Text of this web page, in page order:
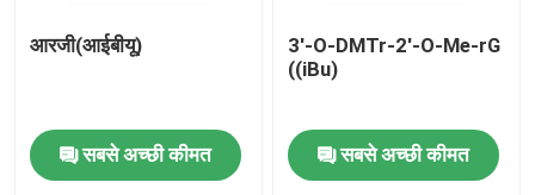
आरजी(आईबीयू)
सबसे अच्छी कीमत
3'-O-DMTr-2'-O-Me-rG
((iBu)
सबसे अच्छी कीमत